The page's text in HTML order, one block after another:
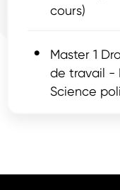
cours)
Master 1
de travail -
Science